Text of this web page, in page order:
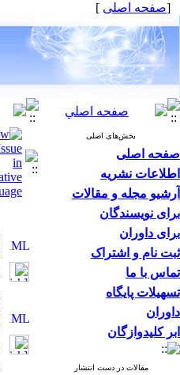
[صفحه اصلی ]
بخش‌های اصلی
صفحه اصلی
اطلاعات نشریه
آرشیو مجله و مقالات
برای نویسندگان
برای داوران
ثبت نام و اشتراک
تماس با ما
تسهیلات پایگاه
داوران
ابر کلیدوازگان
مقالات در دست انتشار